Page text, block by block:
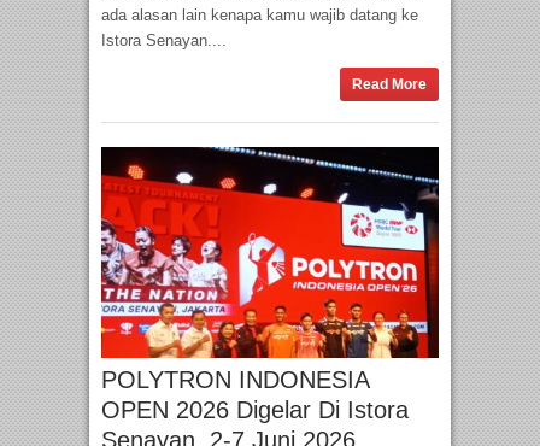
ada alasan lain kenapa kamu wajib datang ke
Istora Senayan....
Read More
POLYTRON INDONESIA
OPEN 2026 Digelar Di Istora
Senayan, 2-7 Juni 2026